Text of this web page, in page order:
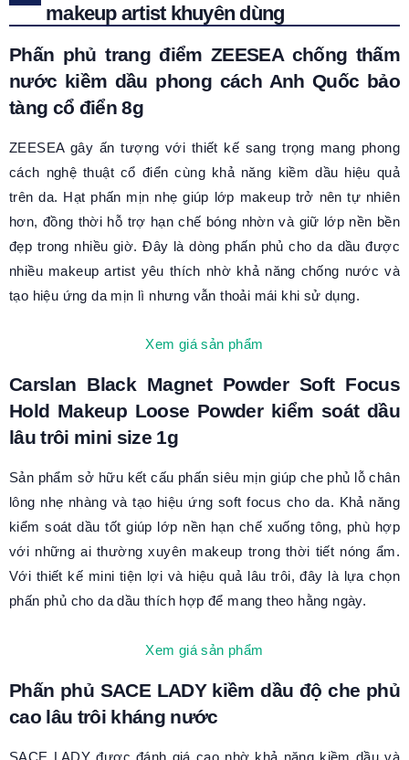
makeup artist khuyên dùng
Phấn phủ trang điểm ZEESEA chống thấm
nước kiềm dầu phong cách Anh Quốc bảo
tàng cổ điển 8g
ZEESEA gây ấn tượng với thiết kế sang trọng mang phong
cách nghệ thuật cổ điển cùng khả năng kiềm dầu hiệu quả
trên da. Hạt phấn mịn nhẹ giúp lớp makeup trở nên tự nhiên
hơn, đồng thời hỗ trợ hạn chế bóng nhờn và giữ lớp nền bền
đẹp trong nhiều giờ. Đây là dòng phấn phủ cho da dầu được
nhiều makeup artist yêu thích nhờ khả năng chống nước và
tạo hiệu ứng da mịn lì nhưng vẫn thoải mái khi sử dụng.
Xem giá sản phẩm
Carslan Black Magnet Powder Soft Focus
Hold Makeup Loose Powder kiểm soát dầu
lâu trôi mini size 1g
Sản phẩm sở hữu kết cấu phấn siêu mịn giúp che phủ lỗ chân
lông nhẹ nhàng và tạo hiệu ứng soft focus cho da. Khả năng
kiểm soát dầu tốt giúp lớp nền hạn chế xuống tông, phù hợp
với những ai thường xuyên makeup trong thời tiết nóng ẩm.
Với thiết kế mini tiện lợi và hiệu quả lâu trôi, đây là lựa chọn
phấn phủ cho da dầu thích hợp để mang theo hằng ngày.
Xem giá sản phẩm
Phấn phủ SACE LADY kiềm dầu độ che phủ
cao lâu trôi kháng nước
SACE LADY được đánh giá cao nhờ khả năng kiềm dầu và